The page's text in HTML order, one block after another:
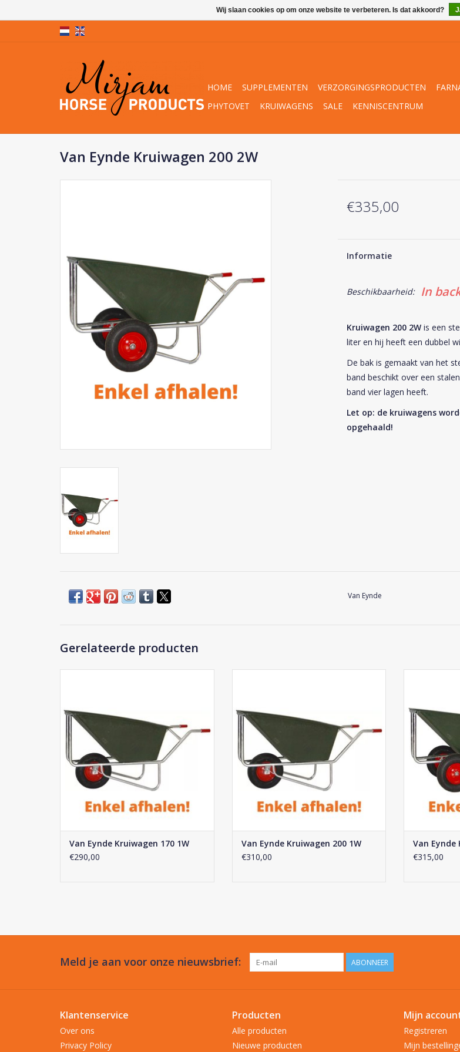
HOME SUPPLEMENTEN VERZORGINGSPRODUCTEN
PHYTOVET
KRUIWAGENS SALE KENNISCENTRUM
Van Eynde Kruiwagen 200 2W
€335,00
Informatie
Beschikbaarheid: In
Kruiwagen 200 2Wis een
liter en hij heeft een dubbel
De bak is gemaakt van het
band beschikt over een
band vier lagen heeft.
Let op: de kruiwagens
opgehaald!
Van Eynde
Gerelateerde producten
Van Eynde Kruiwagen 170 1W
€290,00
Van Eynde Kruiwagen 200 1W
€310,00
Van Eynde
€315,00
Meld je aan voor onze nieuwsbrief: ABONNEER
Klantenservice
Over ons
Privacy Policy
Producten
Alle producten
Nieuwe producten
Mijn
Registreren
Mijn
Wij slaan cookies op om onze website te verbeteren. Is dat akkoord?